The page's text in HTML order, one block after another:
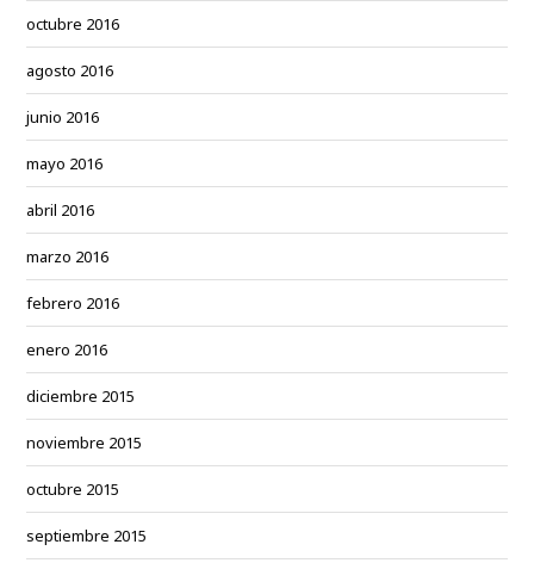
octubre 2016
agosto 2016
junio 2016
mayo 2016
abril 2016
marzo 2016
febrero 2016
enero 2016
diciembre 2015
noviembre 2015
octubre 2015
septiembre 2015